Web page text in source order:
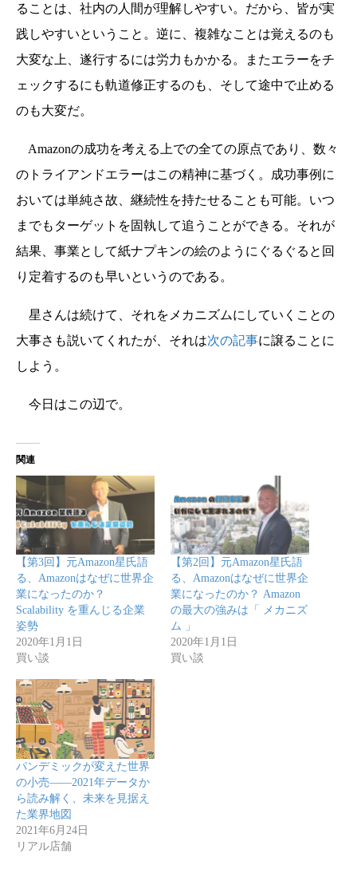
ることは、社内の人間が理解しやすい。だから、皆が実
践しやすいということ。逆に、複雑なことは覚えるのも
大変な上、遂行するには労力もかかる。またエラーをチ
ェックするにも軌道修正するのも、そして途中で止める
のも大変だ。
Amazonの成功を考える上での全ての原点であり、数々
のトライアンドエラーはこの精神に基づく。成功事例に
おいては単純さ故、継続性を持たせることも可能。いつ
までもターゲットを固執して追うことができる。それが
結果、事業として紙ナプキンの絵のようにぐるぐると回
り定着するのも早いというのである。
星さんは続けて、それをメカニズムにしていくことの
大事さも説いてくれたが、それは次の記事に譲ることに
しよう。
今日はこの辺で。
関連
【第3回】元Amazon星氏語
る、Amazonはなぜに世界企
業になったのか？
Scalability を重んじる企業
姿勢
2020年1月1日
買い談
【第2回】元Amazon星氏語
る、Amazonはなぜに世界企
業になったのか？ Amazon
の最大の強みは「 メカニズ
ム 」
2020年1月1日
買い談
パンデミックが変えた世界
の小売――2021年データか
ら読み解く、未来を見据え
た業界地図
2021年6月24日
リアル店舗